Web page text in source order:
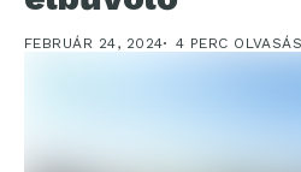
FEBRUÁR 24, 2024 4 PERC OLVASÁS